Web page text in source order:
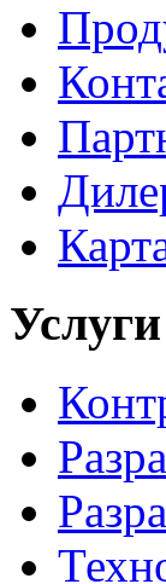
Услуги